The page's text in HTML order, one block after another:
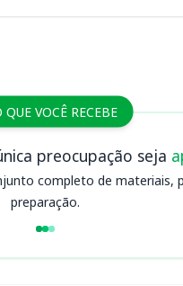
QUE VOCÊ RECEBE
preocupação seja
completo de materiais,
preparação.